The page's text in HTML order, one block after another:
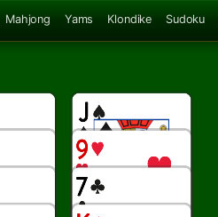
Mahjong Yams Klondike Sudoku